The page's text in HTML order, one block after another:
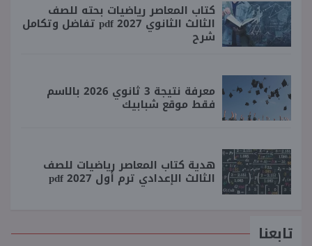
كتاب المعاصر رياضيات بحته للصف
الثالث الثانوي 2027 pdf تفاضل وتكامل
شرح
معرفة نتيجة 3 ثانوي 2026 بالاسم
فقط موقع شبابيك
هدية كتاب المعاصر رياضيات للصف
الثالث الإعدادي ترم أول 2027 pdf
تابعنا